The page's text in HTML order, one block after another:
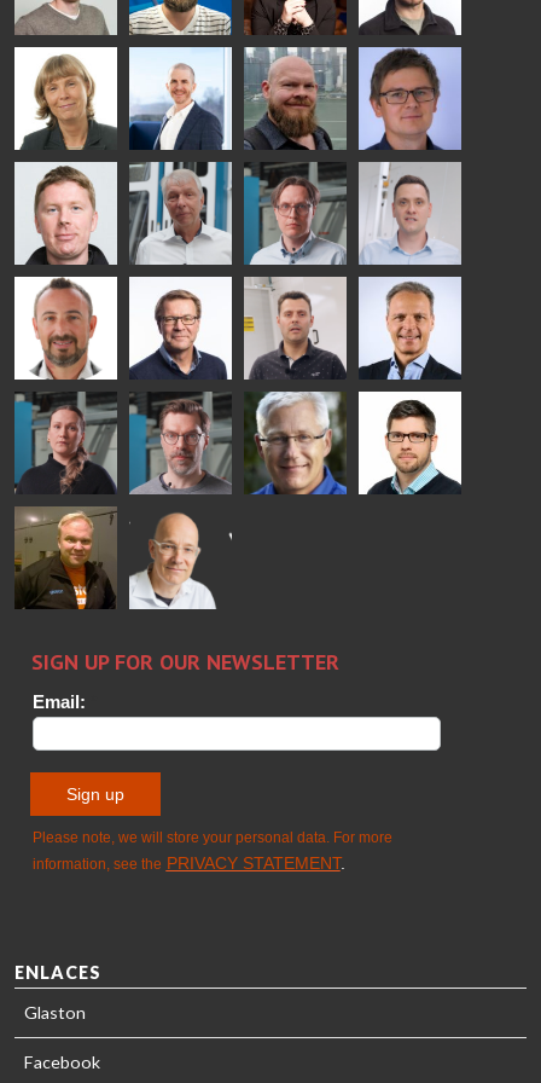
SOLUTIONS
- GLASTON
- GLASTON
Kalle
Kaijanen
Kuusela
GLASTON
Anna
Holmqvist
GLASTON
Jukka
Immonen
HEAT
TREATMENT
SOLUTIONS
- GLASTON
AgnetaS
COMMUNICATIONS
- GLASTON
Robert
Jenks
Pekka
Lyytikainen
Gennadi
Schadrin
GLASTON
Mikko
Rantala
Ralf
Wolter
Antti
Lehtokannas
Matthias
Fenske
Bertrand
Cazes
Simo
Salminen
GLASTON
FINLAND OY
Flavio
Martinho
Peter
Nischwitz
GLASTON
Alessa
Koskinen
Sakari
Palokangas
TREATMENT
- GLASTON
Timm
ENLACES
Glaston
Facebook